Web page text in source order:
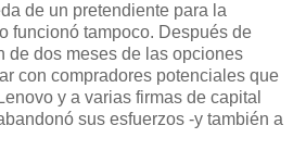
de un pretendiente para la
funcionó tampoco. Después de
de dos meses de las opciones
con compradores potenciales que
y a varias firmas de capital
sus esfuerzos -y también a